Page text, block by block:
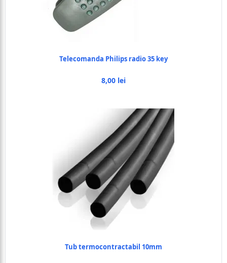
Telecomanda Philips radio 35 key
8,00 lei
Tub termocontractabil 10mm